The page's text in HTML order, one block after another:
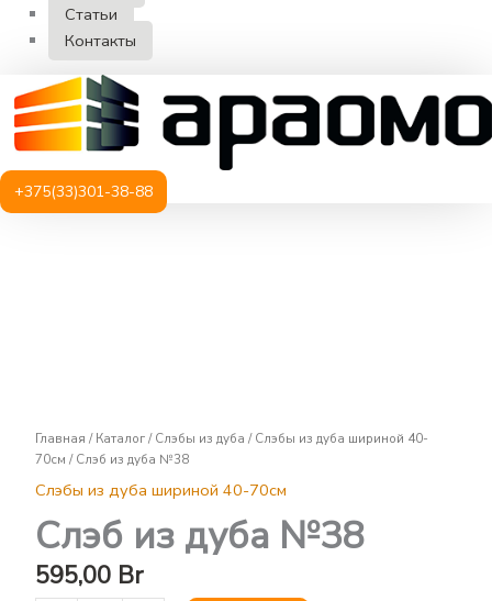
Статьи
Контакты
+375(33)301-38-88
Главная /Каталог/Слэбы из дуба /Слэбы из дуба шириной 40-
70см / Слэб из дуба №38
Слэбы из дуба шириной 40-70см
Слэб из дуба №38
595,00 Br